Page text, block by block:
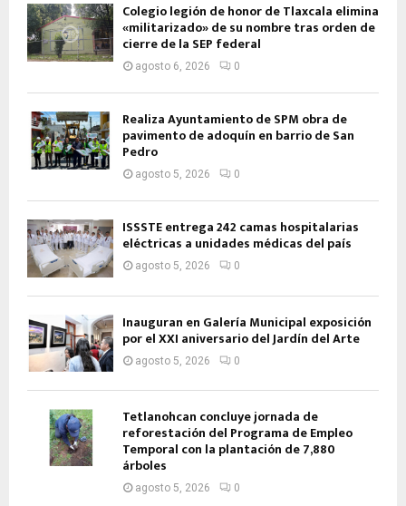
Colegio legión de honor de Tlaxcala elimina
«militarizado» de su nombre tras orden de
cierre de la SEP federal
agosto 6, 2026 0
Realiza Ayuntamiento de SPM obra de
pavimento de adoquín en barrio de San
Pedro
agosto 5, 2026 0
ISSSTE entrega 242 camas hospitalarias
eléctricas a unidades médicas del país
agosto 5, 2026 0
Inauguran en Galería Municipal exposición
por el XXI aniversario del Jardín del Arte
agosto 5, 2026 0
Tetlanohcan concluye jornada de
reforestación del Programa de Empleo
Temporal con la plantación de 7,880
árboles
agosto 5, 2026 0